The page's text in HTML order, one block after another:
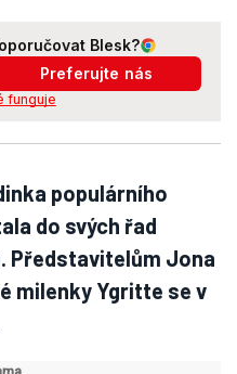
Blesk?
Preferujte nás
funguje
populárního
do svých řad
Představitelům Jona
milenky Ygritte se v